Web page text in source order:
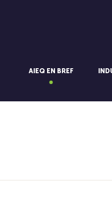
AIEQ EN BREF